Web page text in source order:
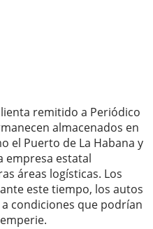
remitido a Periódico
almacenados en
el Puerto de La Habana y
empresa estatal
áreas logísticas. Los
este tiempo, los autos
condiciones que podrían